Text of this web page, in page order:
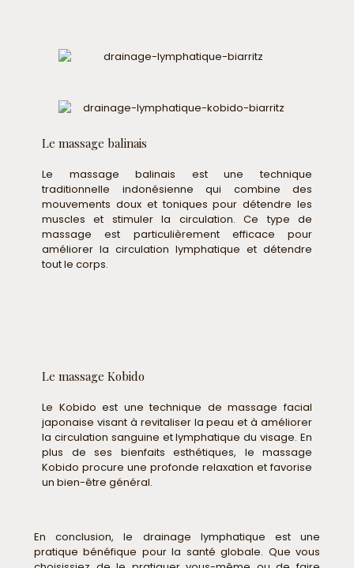
Le massage balinais
Le massage balinais est une technique
traditionnelle indonésienne qui combine des
mouvements doux et toniques pour détendre les
muscles et stimuler la circulation. Ce type de
massage est particulièrement efficace pour
améliorer la circulation lymphatique et détendre
tout le corps.
Le massage Kobido
Le Kobido est une technique de massage facial
japonaise visant à revitaliser la peau et à améliorer
la circulation sanguine et lymphatique du visage. En
plus de ses bienfaits esthétiques, le massage
Kobido procure une profonde relaxation et favorise
un bien-être général.
En conclusion, le drainage lymphatique est une
pratique bénéfique pour la santé globale. Que vous